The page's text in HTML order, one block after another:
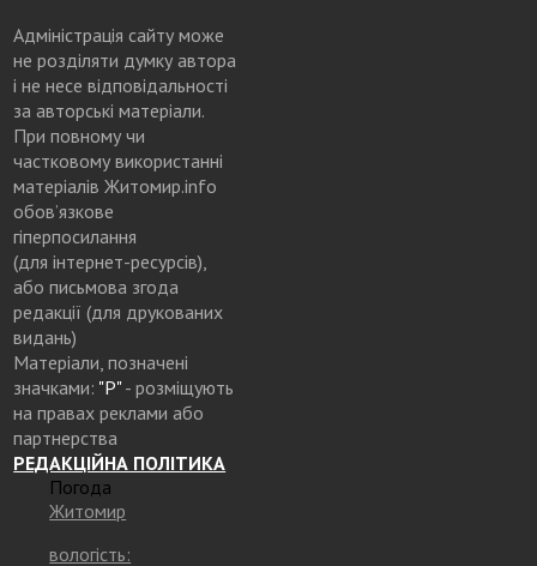
Адміністрація сайту може
не розділяти думку автора
і не несе відповідальності
за авторські матеріали.
При повному чи
частковому використанні
матеріалів Житомир.info
обов’язкове
гіперпосилання
(для інтернет-ресурсів),
або письмова згода
редакції (для друкованих
видань)
Матеріали, позначені
значками: "Р"- розміщують
на правах реклами або
партнерства
РЕДАКЦІЙНА ПОЛІТИКА
Погода
Житомир
вологість: